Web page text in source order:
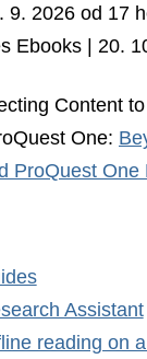
9. 2026 od 17
Ebooks | 20.
Content
One:
ProQuest One
Assistant
reading on